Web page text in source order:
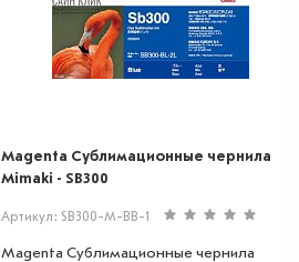
Magenta Сублимационные чернила
Mimaki - SB300
Артикул: SB300-M-BB-1
Magenta Сублимационные чернила